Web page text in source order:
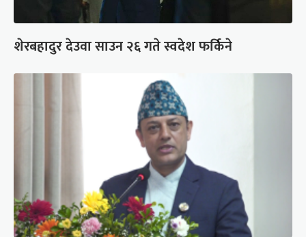
शेरबहादुर देउवा साउन २६ गते स्वदेश फर्किने